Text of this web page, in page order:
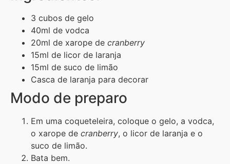
3 cubos de gelo
40ml de vodca
20ml de xarope de cranberry
15ml de licor de laranja
15ml de suco de limão
Casca de laranja para decorar
Modo de preparo
Em uma coqueteleira, coloque o gelo, a vodca,
o xarope de cranberry, o licor de laranja e o
suco de limão.
Bata bem.